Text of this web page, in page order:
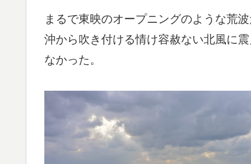
まるで東映のオープニングのような荒波
沖から吹き付ける情け容赦ない北風に
なかった。